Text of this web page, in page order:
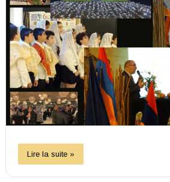
Lire la suite »